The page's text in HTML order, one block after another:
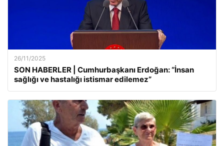
26/11/2025
SON HABERLER | Cumhurbaşkanı Erdoğan: “İnsan
sağlığı ve hastalığı istismar edilemez”